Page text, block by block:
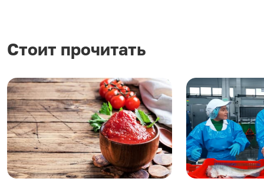
Стоит прочитать